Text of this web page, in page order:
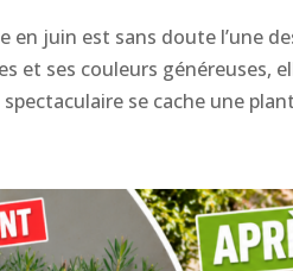
en juin est sans doute l’une
et ses couleurs généreuses,
se cache une